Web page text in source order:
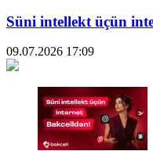
Süni intellekt üçün
09.07.2026 17:09